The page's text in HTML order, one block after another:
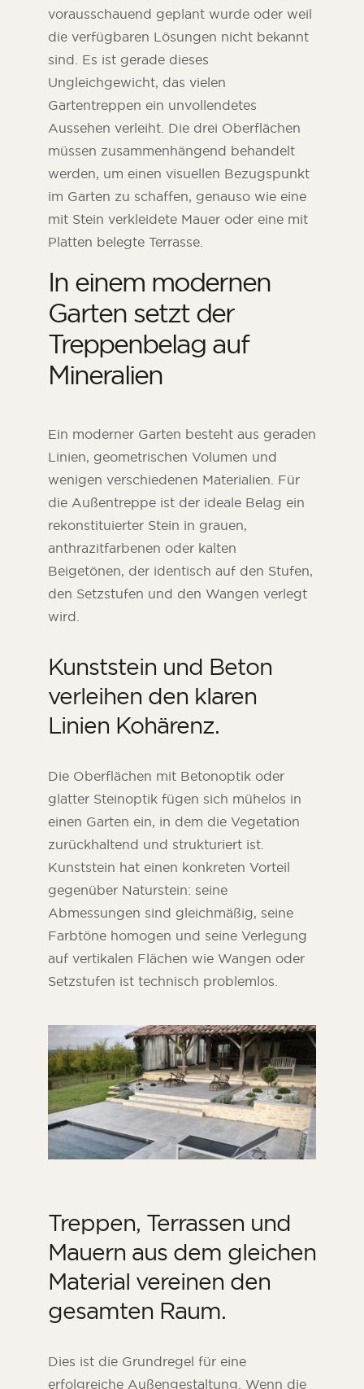
vorausschauend geplant wurde oder weil
die verfügbaren Lösungen nicht bekannt
sind. Es ist gerade dieses
Ungleichgewicht, das vielen
Gartentreppen ein unvollendetes
Aussehen verleiht. Die drei Oberflächen
müssen zusammenhängend behandelt
werden, um einen visuellen Bezugspunkt
im Garten zu schaffen, genauso wie eine
mit Stein verkleidete Mauer oder eine mit
Platten belegte Terrasse.
In einem modernen
Garten setzt der
Treppenbelag auf
Mineralien
Ein moderner Garten besteht aus geraden
Linien, geometrischen Volumen und
wenigen verschiedenen Materialien. Für
die Außentreppe ist der ideale Belag ein
rekonstituierter Stein in grauen,
anthrazitfarbenen oder kalten
Beigetönen, der identisch auf den Stufen,
den Setzstufen und den Wangen verlegt
wird.
Kunststein und Beton
verleihen den klaren
Linien Kohärenz.
Die Oberflächen mit Betonoptik oder
glatter Steinoptik fügen sich mühelos in
einen Garten ein, in dem die Vegetation
zurückhaltend und strukturiert ist.
Kunststein hat einen konkreten Vorteil
gegenüber Naturstein: seine
Abmessungen sind gleichmäßig, seine
Farbtöne homogen und seine Verlegung
auf vertikalen Flächen wie Wangen oder
Setzstufen ist technisch problemlos.
Treppen, Terrassen und
Mauern aus dem gleichen
Material vereinen den
gesamten Raum.
Dies ist die Grundregel für eine
erfolgreiche Außengestaltung. Wenn die